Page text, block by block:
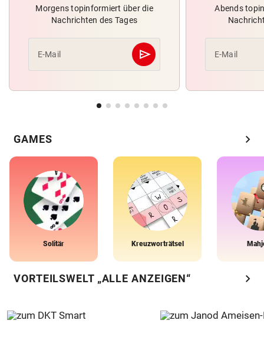
Morgens topinformiert über die
Nachrichten des Tages
E-Mail send
Abschicken
Abends
E-Mail
GAMES chevron_right
Solitär Kreuzworträtsel
VORTEILSWELT „ALLE ANZEIGEN“ chevron_right